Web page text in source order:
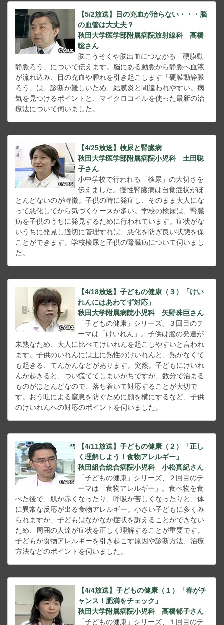
【5/2放送】目の充血が治らない・・・脳
の血管は大丈夫？
秋田大学医学部附属病院放射線科 高橋
聡さん
脳こうそくや脳出血につながる「硬膜動
静脈ろう」について伝えます。脳にある動脈から静脈へ血液
が流れ込み、目の充血や腫れを引き起こします「硬膜動静脈
ろう」は、診断が難しいため、結膜炎と間違われやすい。病
気を見つけるポイントと、マイクロコイルを使った最新の治
療法について伺いました。
【4/25放送】検尿と腎臓病
秋田大学医学部附属病院小児科 土田聡
子さん
小中学校で行われる「検尿」の大切さを
伝えました。慢性腎臓病は自覚症状がほ
とんどないのが特徴。子供の時に発症し、そのまま大人にな
って悪化してから気づくケースが多い。学校の検尿は、腎臓
病を子供のうちに発見するために行われています。症状がな
いうちに発見し適切に管理すれば、悪化を防ぎ良い状態を保
ことができます。学校検尿と子供の腎臓病について伺いまし
た。
【4/18放送】子どもの健康（３）「けい
れんにはあわてず対応」
秋田大学附属病院小児科 矢野珠巨さん
「子どもの健康」シリーズ、３回目のテ
ーマは「けいれん」。子供は脳の発達が
未熟なため、大人に比べてけいれんを起こしやすいと言われ
ます。子供のいれんには主に熱性のけいれんと、熱がなくて
も起きる、てんかんなどがあります。突然。子どもにけいれ
んが起きると、つい慌ててしまいがちですが、数分で治まる
ものがほとんどなので、落ち着いて対応することが大切で
す。おう吐による窒息を防ぐために顔を横にするなど、子供
のけいれんへの対応のポイントを伺いました。
【4/11放送】子どもの健康（２）「正し
く理解しよう！食物アレルギー」
秋田組合総合病院小児科 小松真紀さん
「子どもの健康」シリーズ、２回目のテ
ーマは「食物アレルギー」。食べ物を食
べた後で、肌が赤くなったり、呼吸が苦しくなったりと、体
に異常な反応が出る食物アレルギー。小さい子どもに多くみ
られますが、子どもはなかなか症状を訴えることができない
ため、周囲の人達が症状を正しく理解することが重要です。
子どもが食物アレルギーを引き起こす原因や診断方法、治療
方法などのポイントを伺いました。
【4/4放送】子どもの健康（１）「春がチ
ャンス！肥満をチェック」
秋田大学附属病院小児科 高橋郁子さん
「子どもの健康」シリーズ、１回目のテ